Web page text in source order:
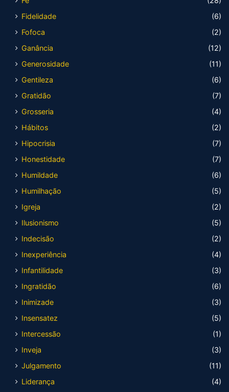
Fidelidade
(6)
Fofoca
(2)
Ganância
(12)
Generosidade
(11)
Gentileza
(6)
Gratidão
(7)
Grosseria
(4)
Hábitos
(2)
Hipocrisia
(7)
Honestidade
(7)
Humildade
(6)
Humilhação
(5)
Igreja
(2)
Ilusionismo
(5)
Indecisão
(2)
Inexperiência
(4)
Infantilidade
(3)
Ingratidão
(6)
Inimizade
(3)
Insensatez
(5)
Intercessão
(1)
Inveja
(3)
Julgamento
(11)
Liderança
(4)